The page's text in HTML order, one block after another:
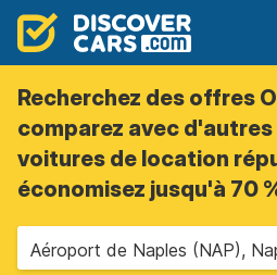
Recherchez des offres
comparez avec
voitures de location
économisez jusqu'à 70
Aéroport de Naples (NAP),